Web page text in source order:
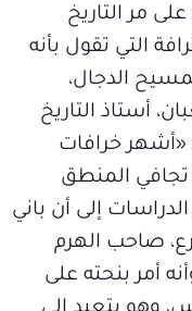
مر التاريخ
التي تقول بأنه
الدجال،
أستاذ التاريخ
«أشهر خرافات
تجافي المنطق
إلى أن باني
صاحب الهرم
أمر بنحته على